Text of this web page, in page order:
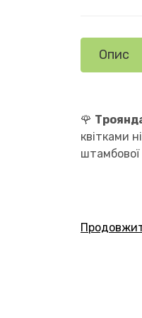
Опис
🌹
квітками